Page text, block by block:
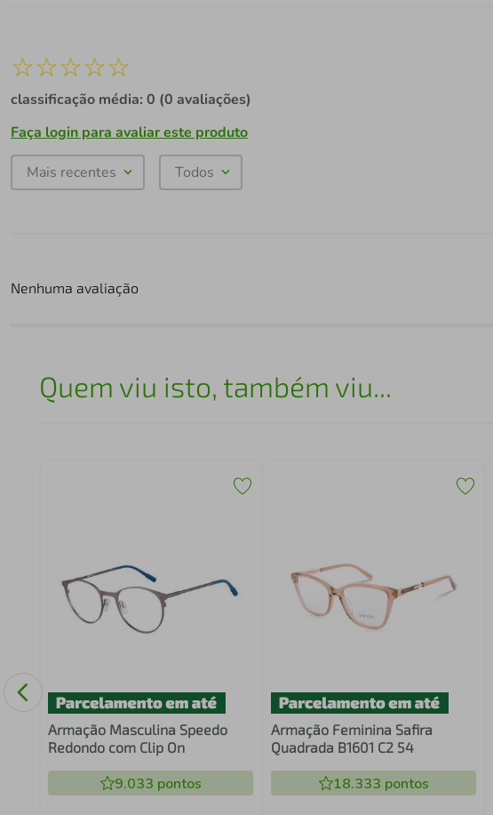
☆☆☆☆☆
classificação média: 0 (0 avaliações)
Faça login para avaliar este produto
Mais recentes Todos
Nenhuma avaliação
Quem viu isto, também viu...
Armação Masculina Speedo
Redondo com Clip On
9.033 pontos
Armação Feminina Safira
Quadrada B1601 C2 54
18.333 pontos